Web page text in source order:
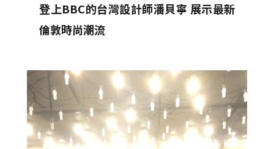
登上BBC的台灣設計師潘貝寧 展示最新
倫敦時尚潮流